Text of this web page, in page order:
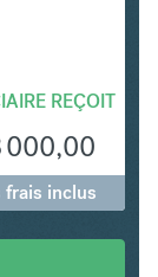
REÇOIT
000,00
frais inclus